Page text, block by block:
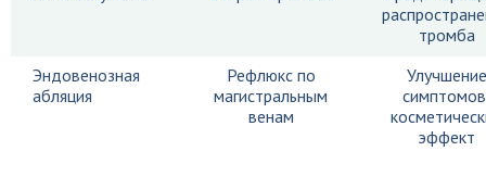
тромба
Эндовенозная
абляция
Рефлюкс по
магистральным
венам
Улучшение
эффект